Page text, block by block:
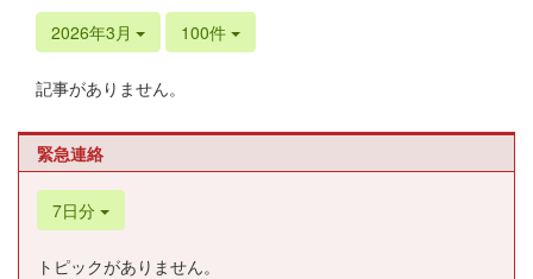
2026年3月 100件
記事がありません。
緊急連絡
7日分
トピックがありません。